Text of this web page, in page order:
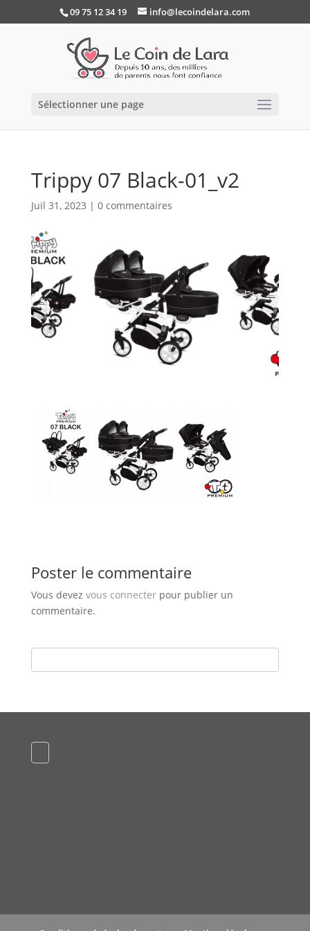
09 75 12 34 19 info@lecoindelara.com
Sélectionner une page
Trippy 07 Black-01_v2
Juil 31, 2023 | 0 commentaires
Poster le commentaire
Vous devez vous connecterpour publier un
commentaire.